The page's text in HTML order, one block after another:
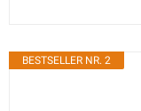
BESTSELLER NR. 2